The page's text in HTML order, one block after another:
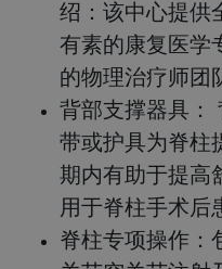
绍：该中心提供
有素的康复医学
的物理治疗师团
背部支撑器具：
带或护具为脊柱
期内有助于提高
用于脊柱手术后
脊柱专项操作：